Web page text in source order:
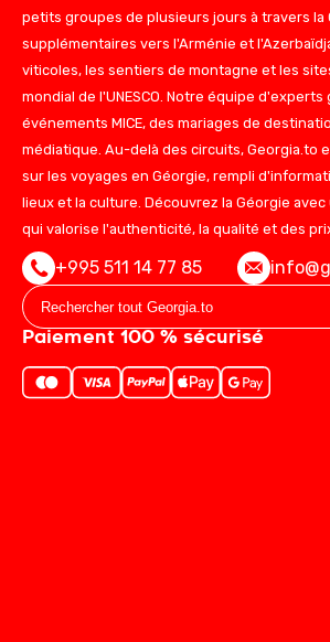
petits groupes de plusieurs jours à travers la
supplémentaires vers l'Arménie et
viticoles, les sentiers de montagne et les
mondial de l'UNESCO. Notre équipe
événements MICE, des mariages de
médiatique. Au-delà des circuits, Georgia.to
sur les voyages en Géorgie, rempli
lieux et la culture. Découvrez la Géorgie
qui valorise l'authenticité, la qualité et des
+995 511 14 77 85
Paiement 100 % sécurisé